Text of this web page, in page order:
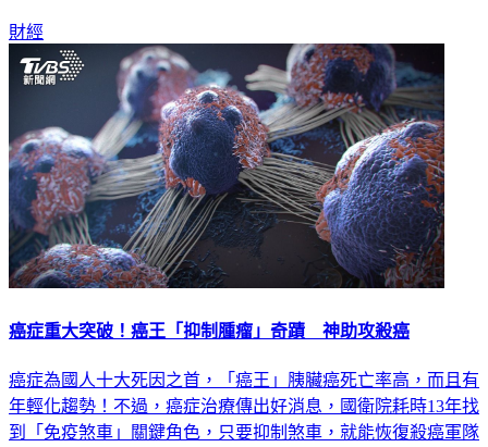
財經
癌症重大突破！癌王「抑制腫瘤」奇蹟 神助攻殺癌
癌症為國人十大死因之首，「癌王」胰臟癌死亡率高，而且有
年輕化趨勢！不過，癌症治療傳出好消息，國衛院耗時13年找
到「免疫煞車」關鍵角色，只要抑制煞車，就能恢復殺癌軍隊